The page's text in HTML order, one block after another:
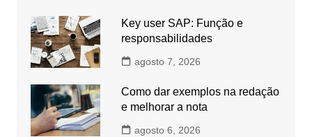
Key user SAP: Função e
responsabilidades
agosto 7, 2026
Como dar exemplos na redação
e melhorar a nota
agosto 6, 2026